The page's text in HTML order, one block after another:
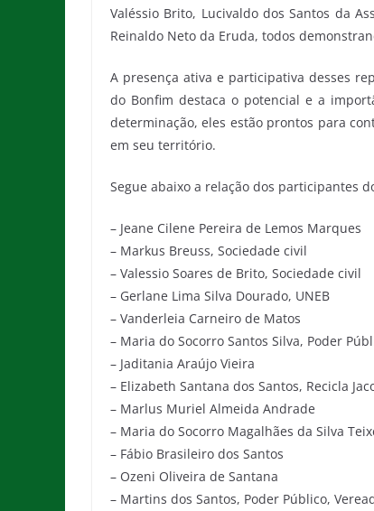
Valéssio Brito, Lucivaldo dos Santos da
Reinaldo Neto da Eruda, todos
A presença ativa e participativa desses
do Bonfim destaca o potencial e a
determinação, eles estão prontos para
em seu território.
Segue abaixo a relação dos participantes
– Jeane Cilene Pereira de Lemos Marques
– Markus Breuss, Sociedade civil
– Valessio Soares de Brito, Sociedade civil
– Gerlane Lima Silva Dourado, UNEB
– Vanderleia Carneiro de Matos
– Maria do Socorro Santos Silva, Poder
– Jaditania Araújo Vieira
– Elizabeth Santana dos Santos, Recicla
– Marlus Muriel Almeida Andrade
– Maria do Socorro Magalhães da Silva
– Fábio Brasileiro dos Santos
– Ozeni Oliveira de Santana
– Martins dos Santos, Poder Público,